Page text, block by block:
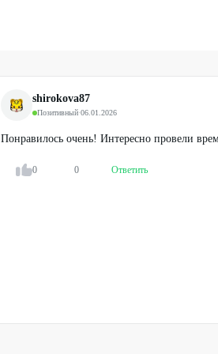
shirokova87
Позитивный·06.01.2026
Понравилось очень! Интересно провели
0 0 Ответить